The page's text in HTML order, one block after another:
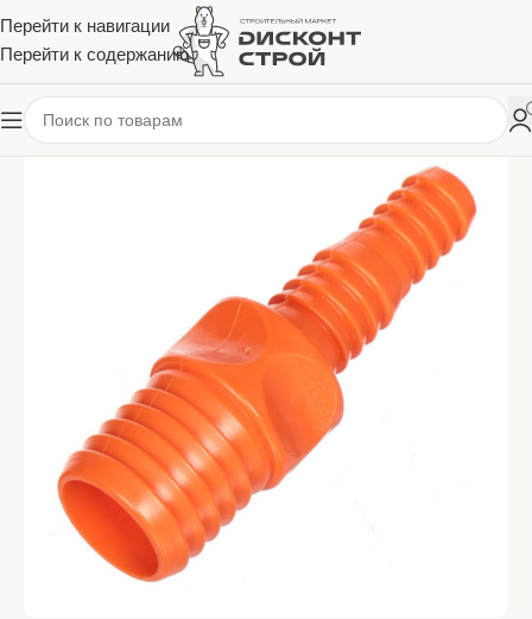
Перейти к навигации
Перейти к содержанию